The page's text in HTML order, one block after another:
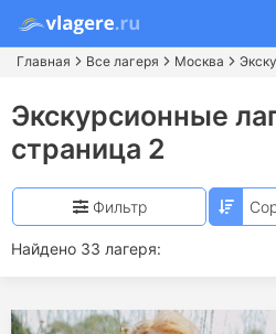
Главная Все лагеря Москва
Экскурсионные
страница 2
Найдено 33 лагеря:
Фильтр